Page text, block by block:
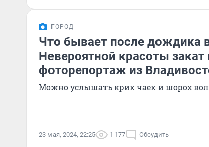
ГОРОД
Что бывает после дождика
Невероятной красоты
фоторепортаж из
Можно услышать крик чаек и шорох
23 мая, 2024, 22:25 1 177 Обсудить